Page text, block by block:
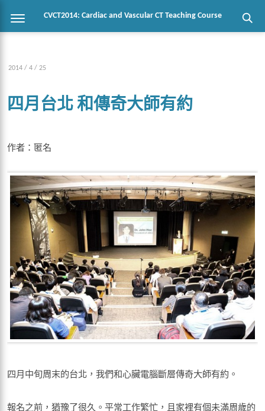
CVCT2014: Cardiac and Vascular CT Teaching Course
2014 / 4 / 25
四月台北 和傳奇大師有約
作者：匿名
四月中旬周末的台北，我們和心臟電腦斷層傳奇大師有約。
報名之前，猶豫了很久。平常工作繁忙，且家裡有個未滿周歲的